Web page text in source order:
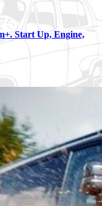
Start Up, Engine,